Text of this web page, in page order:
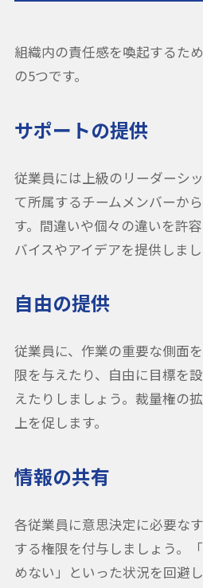
組織内の責任感を喚起するた
の5つです。
サポートの提供
従業員には上級のリーダーシ
て所属するチームメンバーか
す。間違いや個々の違いを許
バイスやアイデアを提供しまし
自由の提供
従業員に、作業の重要な側面
限を与えたり、自由に目標を
えたりしましょう。裁量権の
上を促します。
情報の共有
各従業員に意思決定に必要な
する権限を付与しましょう。
めない」といった状況を回避し